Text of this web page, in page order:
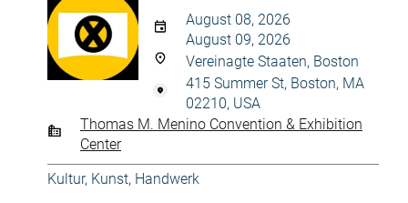
August 08, 2026
August 09, 2026
Vereinagte Staaten, Boston
415 Summer St, Boston, MA
02210, USA
Thomas M. Menino Convention & Exhibition
Center
Kultur, Kunst, Handwerk